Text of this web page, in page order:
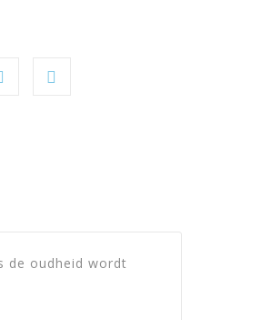
de oudheid wordt